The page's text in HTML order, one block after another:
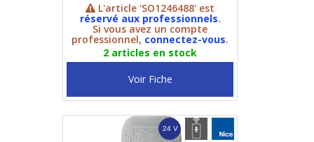
L'article 'SO1246488' est
réservé aux professionnels.
Si vous avez un compte
professionnel, connectez-vous.
2 articles en stock
Voir Fiche